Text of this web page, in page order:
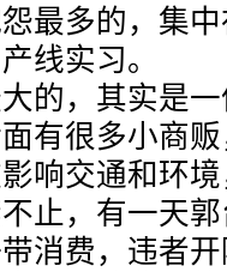
多的，集中
线实习。
，其实是一
有很多小商
响交通和环
止，有一天
消费，违者